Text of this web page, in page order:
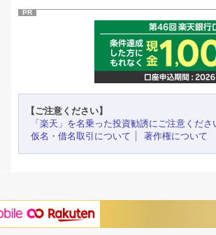
PR
【ご注意ください】
「楽天」を名乗った投資勧誘にご注意くださ
仮名・借名取引について
著作権について